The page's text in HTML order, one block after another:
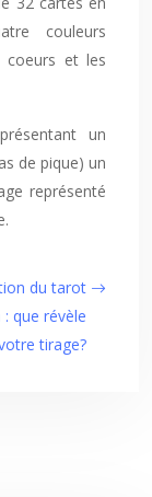
couleurs
coeurs et les
un
de pique) un
représenté
du tarot
: que révèle
tirage?